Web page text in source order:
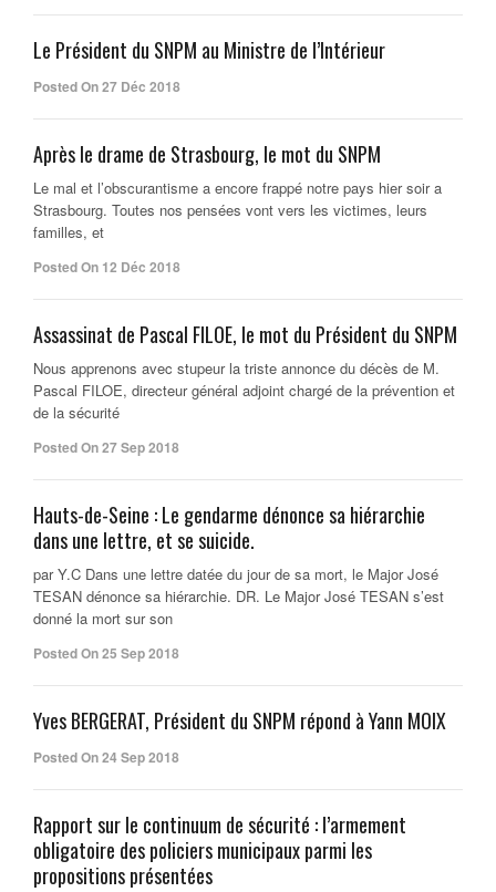
Le Président du SNPM au Ministre de l’Intérieur
Posted On 27 Déc 2018
Après le drame de Strasbourg, le mot du SNPM
Le mal et l’obscurantisme a encore frappé notre pays hier soir a
Strasbourg. Toutes nos pensées vont vers les victimes, leurs
familles, et
Posted On 12 Déc 2018
Assassinat de Pascal FILOE, le mot du Président du SNPM
Nous apprenons avec stupeur la triste annonce du décès de M.
Pascal FILOE, directeur général adjoint chargé de la prévention et
de la sécurité
Posted On 27 Sep 2018
Hauts-de-Seine : Le gendarme dénonce sa hiérarchie
dans une lettre, et se suicide.
par Y.C Dans une lettre datée du jour de sa mort, le Major José
TESAN dénonce sa hiérarchie. DR. Le Major José TESAN s’est
donné la mort sur son
Posted On 25 Sep 2018
Yves BERGERAT, Président du SNPM répond à Yann MOIX
Posted On 24 Sep 2018
Rapport sur le continuum de sécurité : l’armement
obligatoire des policiers municipaux parmi les
propositions présentées